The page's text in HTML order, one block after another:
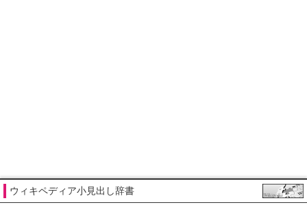
ウィキペディア小見出し辞書